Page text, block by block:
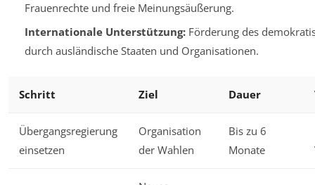
Frauenrechte und freie Meinungsäußerung.
Internationale Unterstützung:Förderung des
durch ausländische Staaten und Organisationen.
Schritt Ziel Dauer
Übergangsregierung
einsetzen
Organisation
der Wahlen
Bis zu 6
Monate